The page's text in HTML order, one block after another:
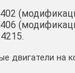
двигатели на